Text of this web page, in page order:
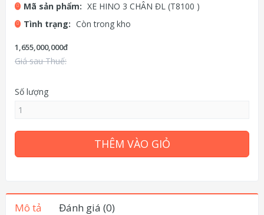
Mã sản phẩm: XE HINO 3 CHÂN ĐL (T8100 )
Tình trạng: Còn trong kho
1,655,000,000đ
Giá sau Thuế:
Số lượng
THÊM VÀO GIỎ
Mô tả Đánh giá (0)